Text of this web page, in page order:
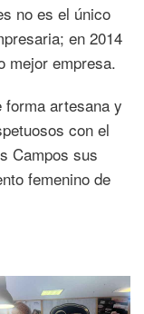
no es el único
en 2014
mejor empresa.
forma artesana y
con el
Campos sus
femenino de